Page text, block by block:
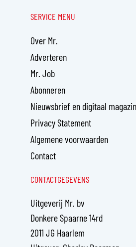
SERVICE MENU
Over Mr.
Adverteren
Mr. Job
Abonneren
Nieuwsbrief en digitaal
Privacy Statement
Algemene voorwaarden
Contact
CONTACTGEGEVENS
Uitgeverij Mr. bv
Donkere Spaarne 14rd
2011 JG Haarlem